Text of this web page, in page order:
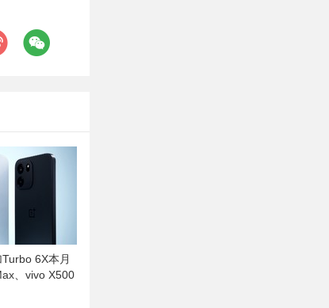
6X本月
、vivo X500